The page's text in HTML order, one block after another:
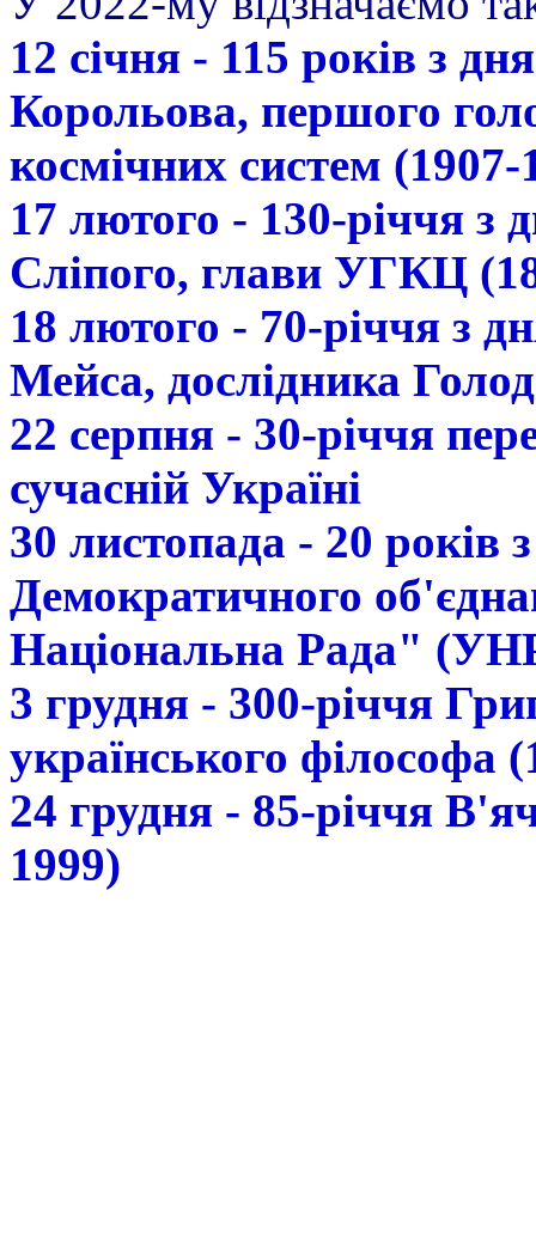
12 січня - 115 років з
Корольова, першого
космічних систем (1907-
17 лютого - 130-річчя з
Сліпого, глави УГКЦ
18 лютого - 70-річчя з
Мейса, дослідника
22 серпня - 30-річчя
сучасній Україні
30 листопада - 20 років
Демократичного
Національна Рада"
3 грудня - 300-річчя
українського філософа
24 грудня - 85-річчя
1999)